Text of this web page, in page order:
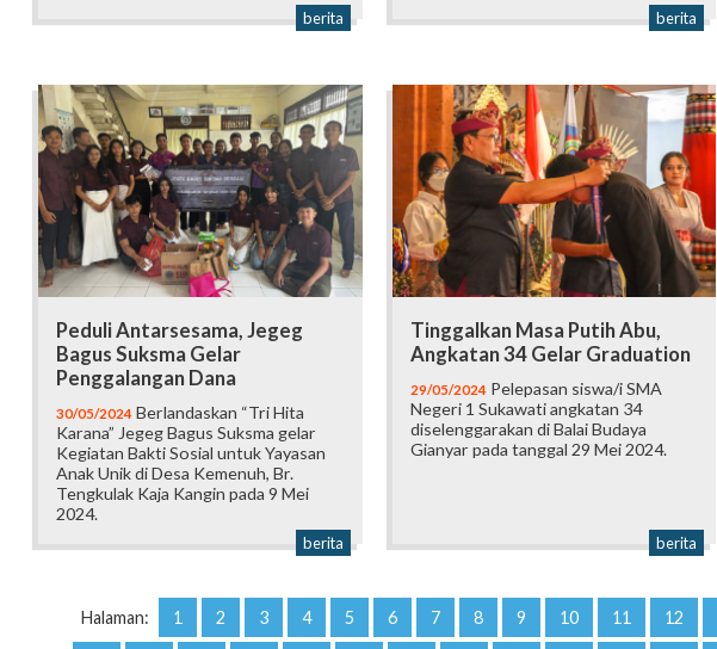
berita berita
Peduli Antarsesama, Jegeg
Bagus Suksma Gelar
Penggalangan Dana
30/05/2024 Berlandaskan “Tri Hita
Karana” Jegeg Bagus Suksma gelar
Kegiatan Bakti Sosial untuk Yayasan
Anak Unik di Desa Kemenuh, Br.
Tengkulak Kaja Kangin pada 9 Mei
2024.
berita
Tinggalkan Masa Putih Abu,
Angkatan 34 Gelar Graduation
29/05/2024Pelepasan siswa/i SMA
Negeri 1 Sukawati angkatan 34
diselenggarakan di Balai Budaya
Gianyar pada tanggal 29 Mei 2024.
berita
Halaman: 1 2 3 4 5 6 7 8 9 10 11 12